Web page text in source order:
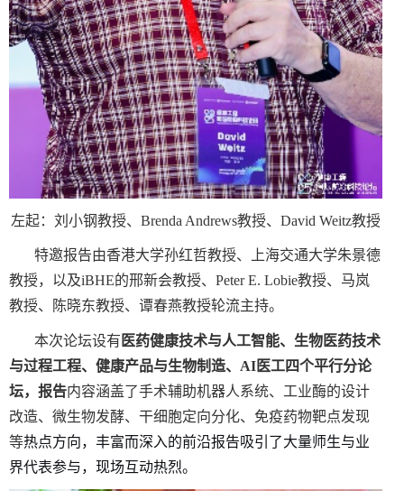
左起：刘小钢教授、 Brenda Andrews教授、 David Weitz教授
特邀报告由香港大学孙红哲教授、上海交通大学朱景德
教授，以及iBHE的邢新会教授、 Peter E. Lobie教授、马岚
教授、陈晓东教授、谭春燕教授轮流主持。
本次论坛设有 医药健康技术与人工智能、生物医药技术
与过程工程、健康产品与生物制造、 AI医工四个平行分论
坛，报告内容涵盖了手术辅助机器人系统、工业酶的设计
改造、微生物发酵、干细胞定向分化、免疫药物靶点发现
等热点方向，丰富而深入的前沿报告吸引了大量师生与业
界代表参与，现场互动热烈。